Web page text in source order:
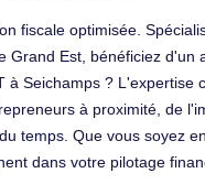
fiscale optimisée.
Est, bénéficiez
Seichamps ?
à proximité, de
temps. Que vous soyez
dans votre pilotage